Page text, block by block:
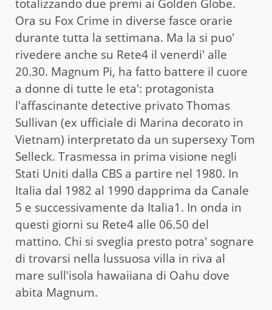
totalizzando due premi ai Golden Globe.
Ora su Fox Crime in diverse fasce orarie
durante tutta la settimana. Ma la si puo'
rivedere anche su Rete4 il venerdi' alle
20.30. Magnum Pi, ha fatto battere il cuore
a donne di tutte le eta': protagonista
l'affascinante detective privato Thomas
Sullivan (ex ufficiale di Marina decorato in
Vietnam) interpretato da un supersexy Tom
Selleck. Trasmessa in prima visione negli
Stati Uniti dalla CBS a partire nel 1980. In
Italia dal 1982 al 1990 dapprima da Canale
5 e successivamente da Italia1. In onda in
questi giorni su Rete4 alle 06.50 del
mattino. Chi si sveglia presto potra' sognare
di trovarsi nella lussuosa villa in riva al
mare sull'isola hawaiiana di Oahu dove
abita Magnum.